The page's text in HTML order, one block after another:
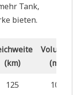
Tank,
bieten.
(km)
Volumen
(m
125 100